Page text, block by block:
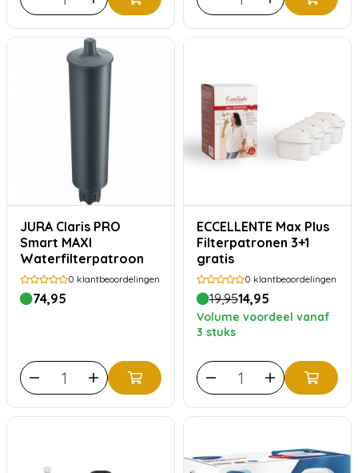
JURA Claris PRO
Smart MAXI
Waterfilterpatroon
0 klantbeoordelingen
74,95
ECCELLENTE Max Plus
Filterpatronen 3+1
gratis
0 klantbeoordelingen
19,9514,95
Volume voordeel vanaf
3 stuks